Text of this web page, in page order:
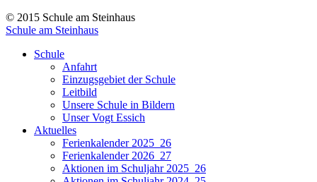
© 2015 Schule am Steinhaus
Schule am Steinhaus
Schule
Anfahrt
Einzugsgebiet der Schule
Leitbild
Unsere Schule in Bildern
Unser Vogt Essich
Aktuelles
Ferienkalender 2025_26
Ferienkalender 2026_27
Aktionen im Schuljahr 2025_26